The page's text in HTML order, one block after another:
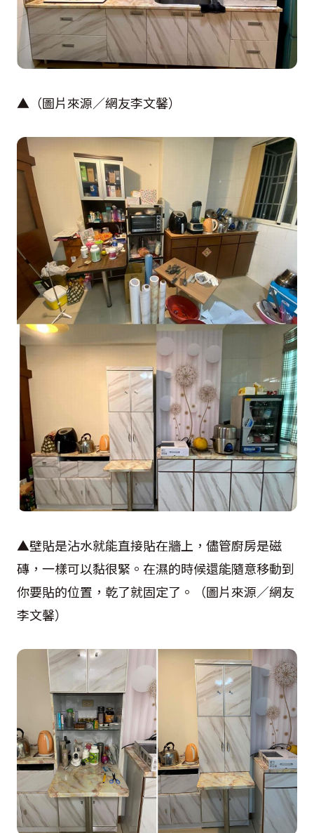
▲（圖片來源／網友李文馨）
▲壁貼是沾水就能直接貼在牆上，儘管廚房是磁
磚，一樣可以黏很緊。在濕的時候還能隨意移動到
你要貼的位置，乾了就固定了。（圖片來源／網友
李文馨）